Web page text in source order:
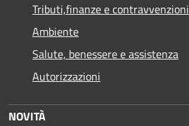
Tributi,finanze e contravvenzioni
Ambiente
Salute, benessere e assistenza
Autorizzazioni
NOVITÀ